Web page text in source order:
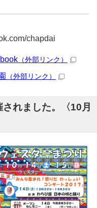
chapdai
（外部リンク）
（外部リンク）
されました。〈10月